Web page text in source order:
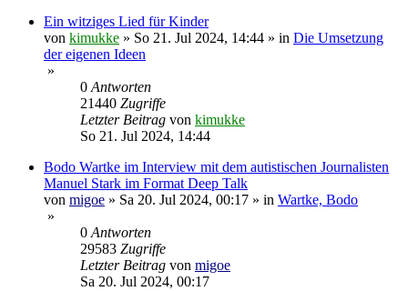
Ein witziges Lied für Kinder
von kimukke » So 21. Jul 2024, 14:44 » in Die Umsetzung
der eigenen Ideen
»
0Antworten
21440 Zugriffe
Letzter Beitrag von kimukke
So 21. Jul 2024, 14:44
Bodo Wartke im Interview mit dem autistischen Journalisten
Manuel Stark im Format Deep Talk
von migoe » Sa 20. Jul 2024, 00:17 » in Wartke, Bodo
»
0Antworten
29583 Zugriffe
Letzter Beitrag von migoe
Sa 20. Jul 2024, 00:17